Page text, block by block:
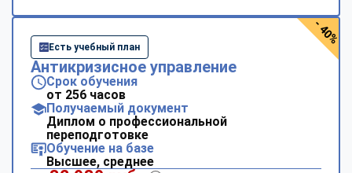
Есть учебный план
Антикризисное управление
Срок обучения
от 256 часов
Получаемый документ
Диплом о профессиональной
переподготовке
Обучение на базе
Высшее, среднее
- 40%